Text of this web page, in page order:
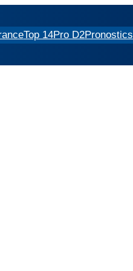
Top 14Pro D2Pronostics